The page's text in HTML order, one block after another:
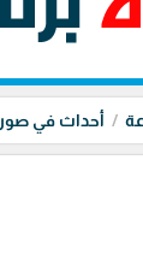
أحداث في صور